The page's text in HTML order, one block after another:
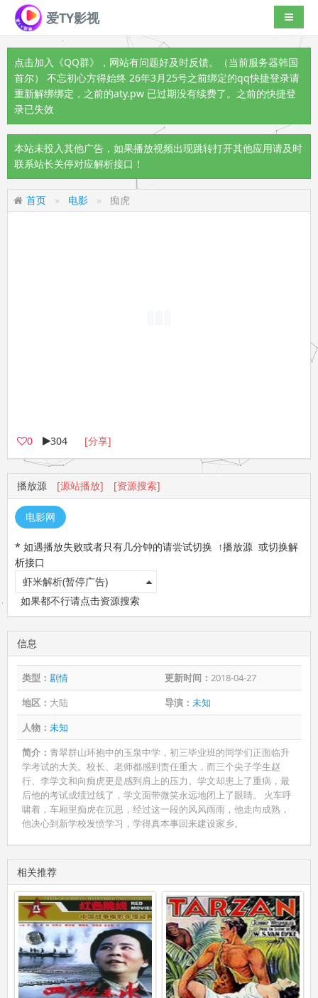
爱TY影视 导航切
点击加入《QQ群》
，网站有问题好及时反馈。（当前服务器韩国
首尔） 不忘初心方得始终 26年3月25号之前绑定的qq快捷登录请
重新解绑绑定，之前的aty.pw 已过期没有续费了。之前的快捷登
录已失效
本站未投入其他广告，如果播放视频出现跳转打开其他应用请及时
联系站长关停对应解析接口！
首页 电影 痴虎
0 304 [分享]
播放源 [源站播放] [资源搜索]
电影网
* 如遇播放失败或者只有几分钟的请尝试切换 ↑播放源 或切换解
析接口
虾米解析(暂停广告)
如果都不行请点击资源搜索
信息
类型： 剧情 更新时间： 2018-04-27
地区： 大陆 导演： 未知
人物： 未知
简介： 青翠群山环抱中的玉泉中学，初三毕业班的同学们正面临升
学考试的大关。校长、老师都感到责任重大，而三个尖子学生赵
行、李学文和向痴虎更是感到肩上的压力。学文却患上了重病，最
后他的考试成绩过线了，学文面带微笑永远地闭上了眼睛。 火车呼
啸着，车厢里痴虎在沉思，经过这一段的风风雨雨，他走向成熟，
他决心到新学校发愤学习，学得真本事回来建设家乡。
相关推荐